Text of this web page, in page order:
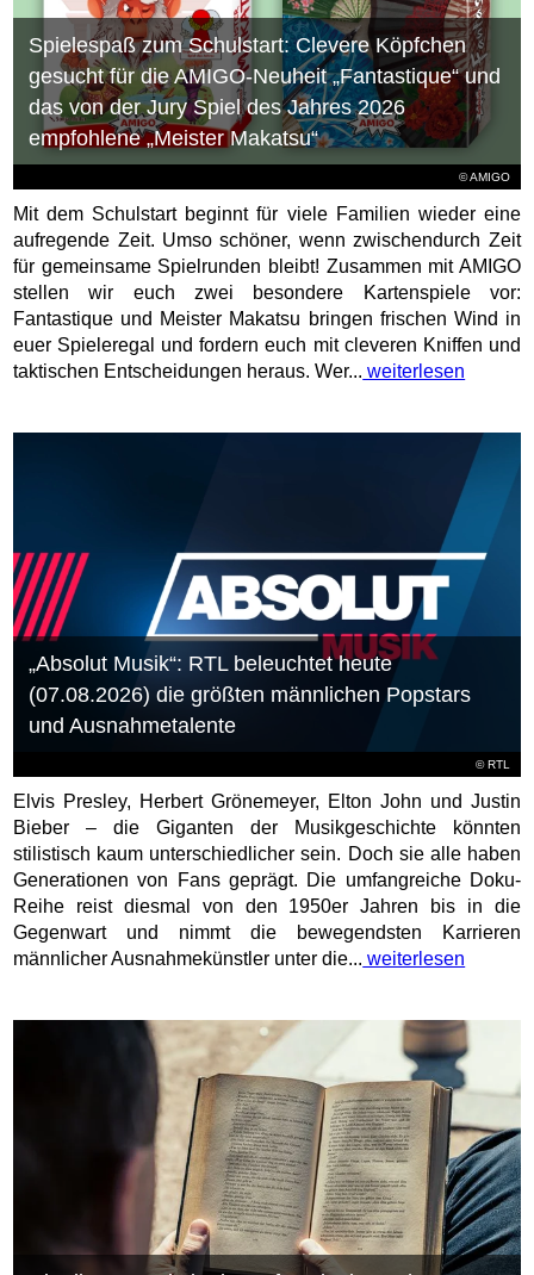
© AMIGO
Spielespaß zum Schulstart: Clevere Köpfchen
gesucht für die AMIGO-Neuheit „Fantastique“ und
das von der Jury Spiel des Jahres 2026
empfohlene „Meister Makatsu“
Mit dem Schulstart beginnt für viele Familien wieder eine
aufregende Zeit. Umso schöner, wenn zwischendurch Zeit
für gemeinsame Spielrunden bleibt! Zusammen mit AMIGO
stellen wir euch zwei besondere Kartenspiele vor:
Fantastique und Meister Makatsu bringen frischen Wind in
euer Spieleregal und fordern euch mit cleveren Kniffen und
taktischen Entscheidungen heraus. Wer... weiterlesen
©RTL
„Absolut Musik“: RTL beleuchtet heute
(07.08.2026) die größten männlichen Popstars
und Ausnahmetalente
Elvis Presley, Herbert Grönemeyer, Elton John und Justin
Bieber – die Giganten der Musikgeschichte könnten
stilistisch kaum unterschiedlicher sein. Doch sie alle haben
Generationen von Fans geprägt. Die umfangreiche Doku-
Reihe reist diesmal von den 1950er Jahren bis in die
Gegenwart und nimmt die bewegendsten Karrieren
männlicher Ausnahmekünstler unter die... weiterlesen